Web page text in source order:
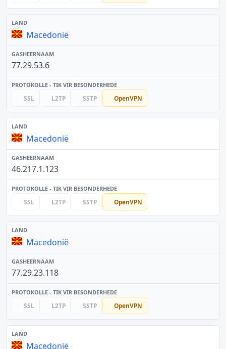
Macedonië
77.29.53.6
SSL L2TP SSTP OpenVPN
Macedonië
46.217.1.123
SSL L2TP SSTP OpenVPN
Macedonië
77.29.23.118
SSL L2TP SSTP OpenVPN
Macedonië